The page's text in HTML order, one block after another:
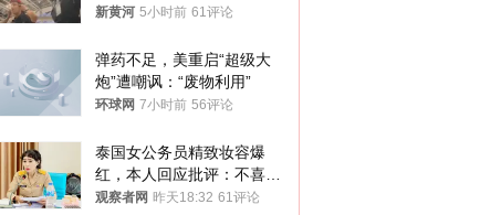
调查，对责任人采取最严厉
新黄河 5小时前 61评论
弹药不足，美重启“超级大
炮”遭嘲讽：“废物利用”
环球网 7小时前 56评论
泰国女公务员精致妆容爆
红，本人回应批评：不喜欢
就别看
观察者网 昨天18:32 61评论